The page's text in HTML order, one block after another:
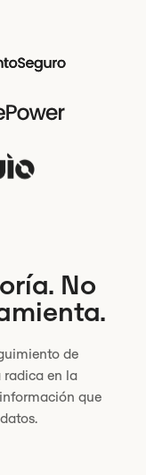
No
de
radica en la
que